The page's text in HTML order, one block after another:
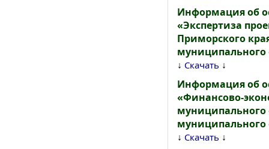
Информация об
«Экспертиза
Приморского
муниципального
↓ Скачать ↓
Информация об
«Финансово-
муниципального
муниципального
↓ Скачать ↓